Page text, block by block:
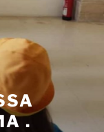
.